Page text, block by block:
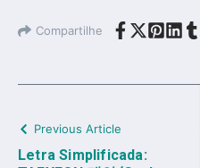
Compartilhe
Previous Article
Letra Simplificada: